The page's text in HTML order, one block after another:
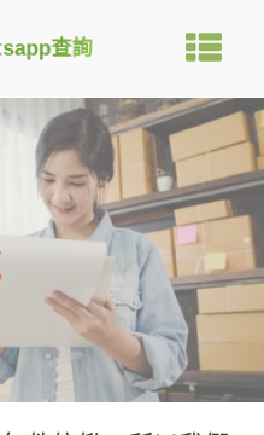
查詢